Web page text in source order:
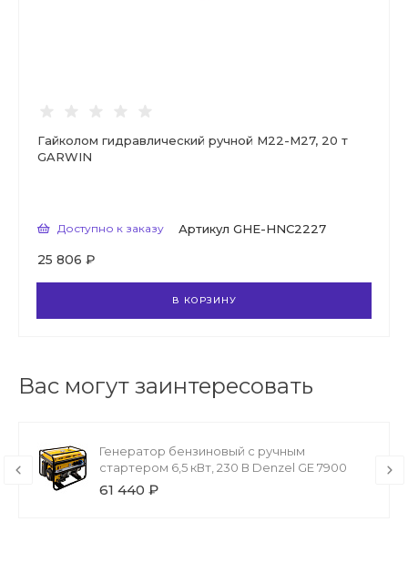
Гайколом гидравлический ручной М22-М27, 20 т
GARWIN
Доступно к заказу Артикул GHE-HNC2227
25 806 ₽
В КОРЗИНУ
Вас могут заинтересовать
Генератор бензиновый с ручным
стартером 6,5 кВт, 230 В Denzel GE 7900
61 440 ₽